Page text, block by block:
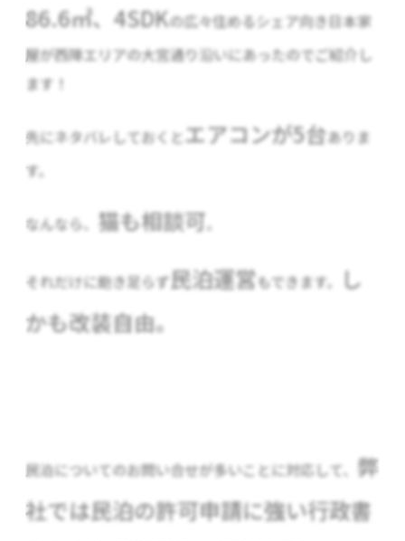
86.6㎡、4SDKの広々住めるシェア向き日本家
屋が西陣エリアの大宮通り沿いにあったのでご紹介し
ます！
先にネタバレしておくと エアコンが5台ありま
す。
なんなら、 猫も相談可。
それだけに飽き足らず民泊運営もできます。 し
かも改装自由。
民泊についてのお問い合せが多いことに対応して、 弊
社では民泊の許可申請に強い行政書